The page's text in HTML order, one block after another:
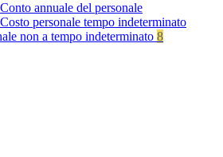
Conto annuale del personale
Costo personale tempo indeterminato
non a tempo indeterminato 8